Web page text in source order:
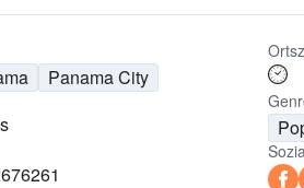
Panama City